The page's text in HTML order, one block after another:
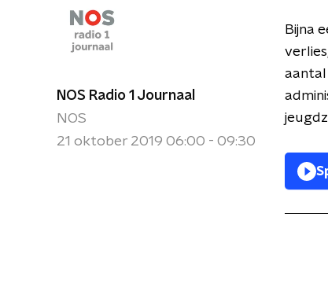
NOS Radio 1 Journaal
NOS
21 oktober 2019 06:00 - 09:30
Bijna
aantal